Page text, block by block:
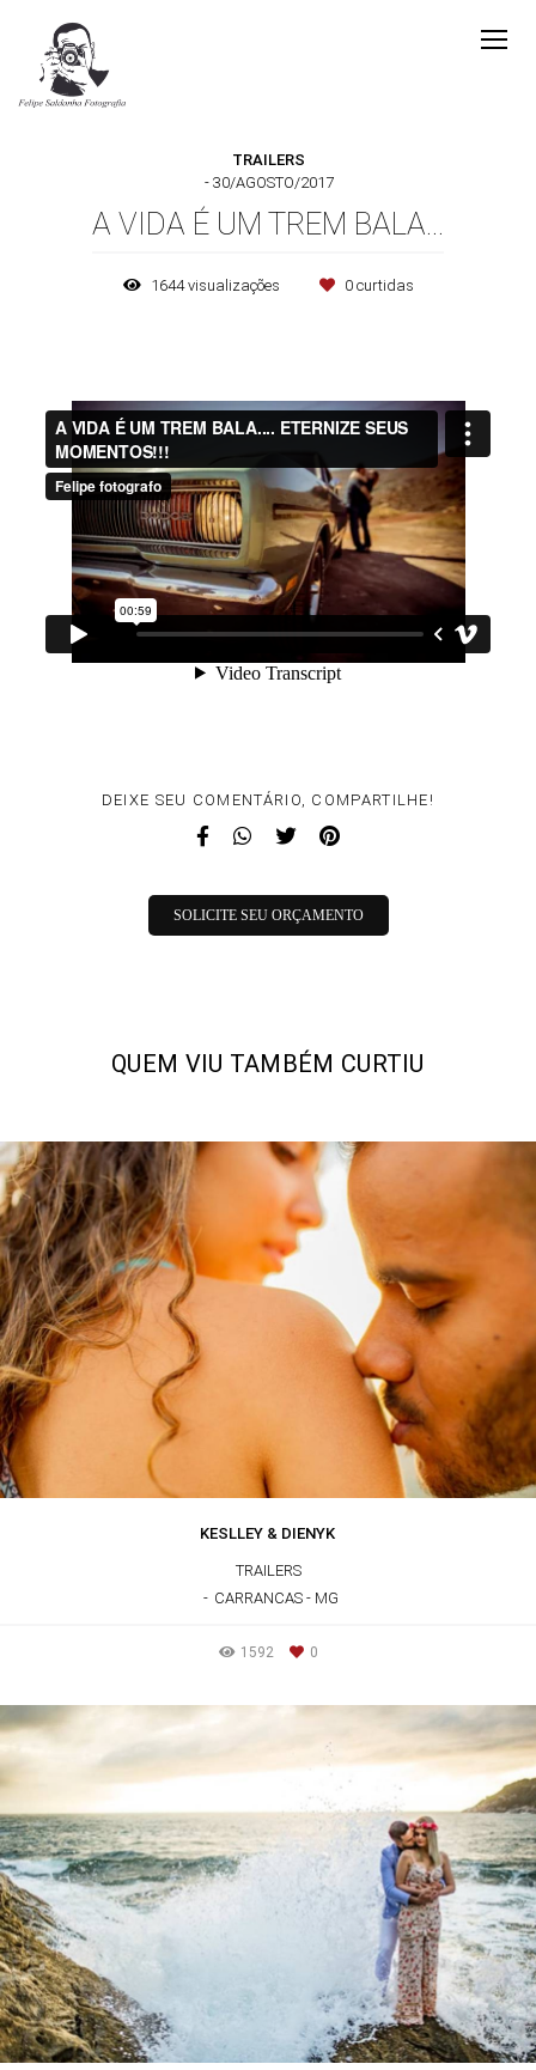
TRAILERS
30/AGOSTO/2017
A VIDA É UM TREM BALA...
1644visualizações 0curtidas
DEIXE SEU COMENTÁRIO, COMPARTILHE!
SOLICITE SEU ORÇAMENTO
QUEM VIU TAMBÉM CURTIU
KESLLEY & DIENYK
TRAILERS
CARRANCAS - MG
1592 0